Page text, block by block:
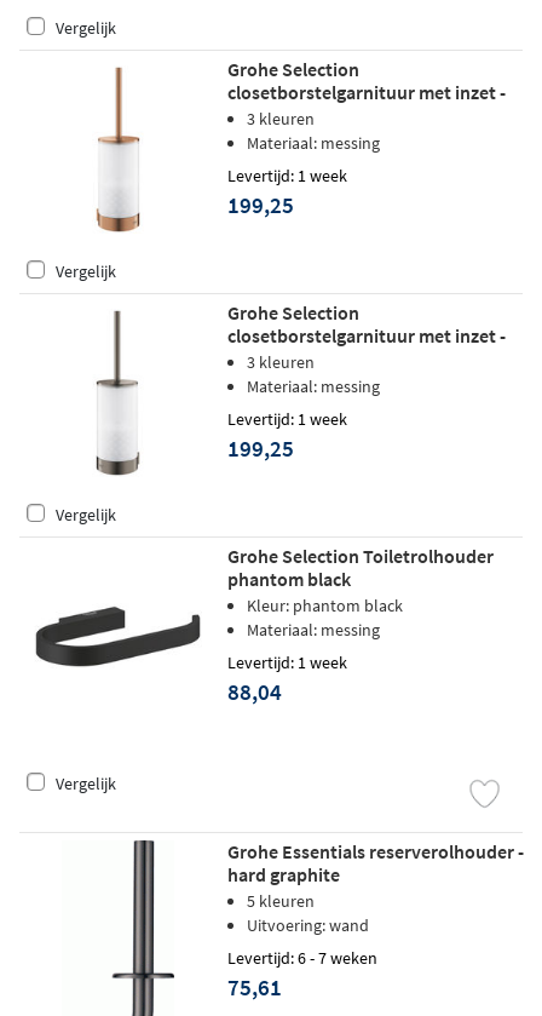
Vergelijk
Grohe Selection
closetborstelgarnituur met inzet -
Warm sunset geborsteld
3 kleuren
Materiaal: messing
Levertijd: 1 week
199,25
Vergelijk
Grohe Selection
closetborstelgarnituur met inzet -
Hard graphite geborsteld
3 kleuren
Materiaal: messing
Levertijd: 1 week
199,25
Vergelijk
Grohe Selection Toiletrolhouder
phantom black
Kleur: phantom black
Materiaal: messing
Levertijd: 1 week
88,04
Vergelijk
Grohe Essentials reserverolhouder -
hard graphite
5 kleuren
Uitvoering: wand
Levertijd: 6 - 7 weken
75,61